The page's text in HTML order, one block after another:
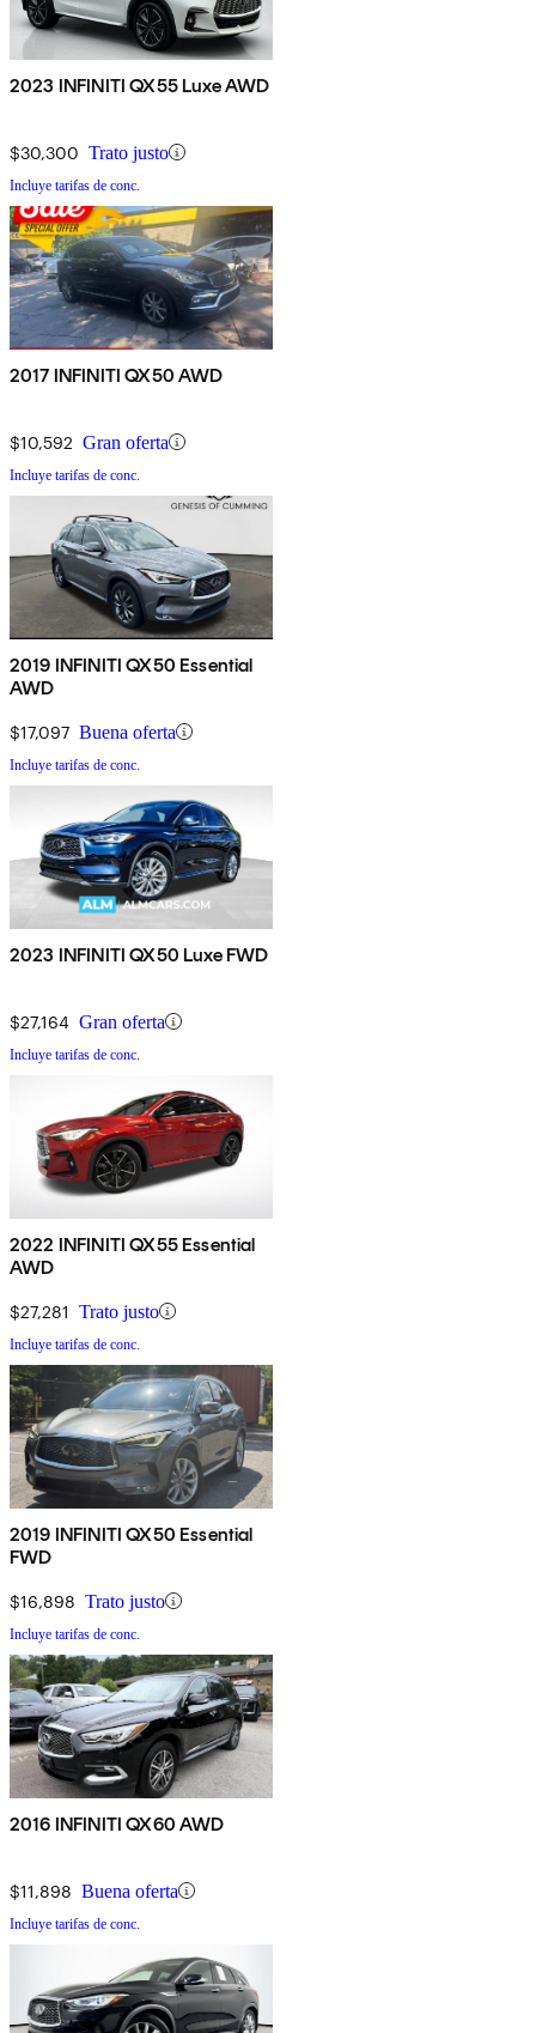
2023 INFINITI QX55 Luxe AWD
$30,300 Trato justo
Incluye tarifas de conc.
2017 INFINITI QX50 AWD
$10,592 Gran oferta
Incluye tarifas de conc.
2019 INFINITI QX50 Essential
AWD
$17,097 Buena oferta
Incluye tarifas de conc.
2023 INFINITI QX50 Luxe FWD
$27,164 Gran oferta
Incluye tarifas de conc.
2022 INFINITI QX55 Essential
AWD
$27,281 Trato justo
Incluye tarifas de conc.
2019 INFINITI QX50 Essential
FWD
$16,898 Trato justo
Incluye tarifas de conc.
2016 INFINITI QX60 AWD
$11,898 Buena oferta
Incluye tarifas de conc.